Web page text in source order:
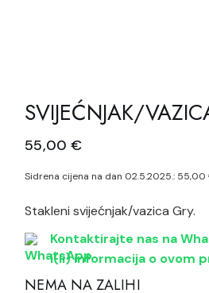
SVIJEĆNJAK/
55,00 €
Sidrena cijena na dan 02.5.2025.: 55,00
Stakleni svijećnjak/vazica Gry.
Kontaktirajte nas na
i(li) informacija o ovom
NEMA NA ZALIHI